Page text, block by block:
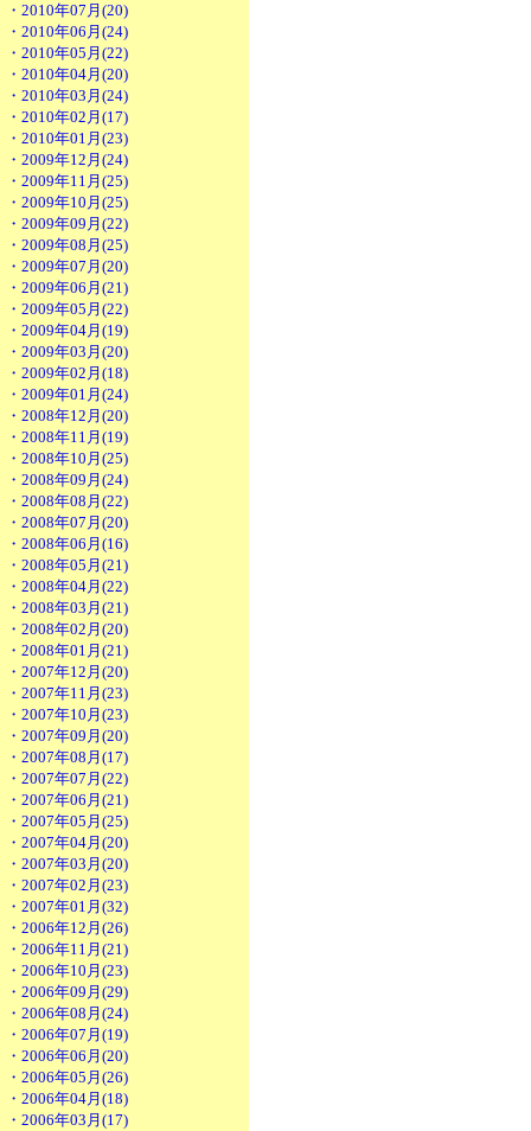
・2010年07月(20)
・2010年06月(24)
・2010年05月(22)
・2010年04月(20)
・2010年03月(24)
・2010年02月(17)
・2010年01月(23)
・2009年12月(24)
・2009年11月(25)
・2009年10月(25)
・2009年09月(22)
・2009年08月(25)
・2009年07月(20)
・2009年06月(21)
・2009年05月(22)
・2009年04月(19)
・2009年03月(20)
・2009年02月(18)
・2009年01月(24)
・2008年12月(20)
・2008年11月(19)
・2008年10月(25)
・2008年09月(24)
・2008年08月(22)
・2008年07月(20)
・2008年06月(16)
・2008年05月(21)
・2008年04月(22)
・2008年03月(21)
・2008年02月(20)
・2008年01月(21)
・2007年12月(20)
・2007年11月(23)
・2007年10月(23)
・2007年09月(20)
・2007年08月(17)
・2007年07月(22)
・2007年06月(21)
・2007年05月(25)
・2007年04月(20)
・2007年03月(20)
・2007年02月(23)
・2007年01月(32)
・2006年12月(26)
・2006年11月(21)
・2006年10月(23)
・2006年09月(29)
・2006年08月(24)
・2006年07月(19)
・2006年06月(20)
・2006年05月(26)
・2006年04月(18)
・2006年03月(17)